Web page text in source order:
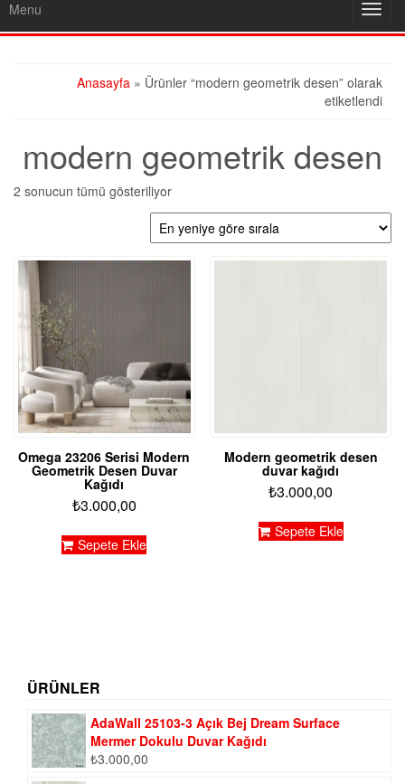
Menu
Anasayfa » Ürünler “modern geometrik desen” olarak
etiketlendi
modern geometrik desen
2 sonucun tümü gösteriliyorEn
yeniye
göre
sıralandı
Omega 23206 Serisi Modern
Geometrik Desen Duvar
Kağıdı
₺3.000,00
Sepete Ekle
Modern geometrik desen
duvar kağıdı
₺3.000,00
Sepete Ekle
ÜRÜNLER
AdaWall 25103-3 Açık Bej Dream Surface
Mermer Dokulu Duvar Kağıdı
₺3.000,00